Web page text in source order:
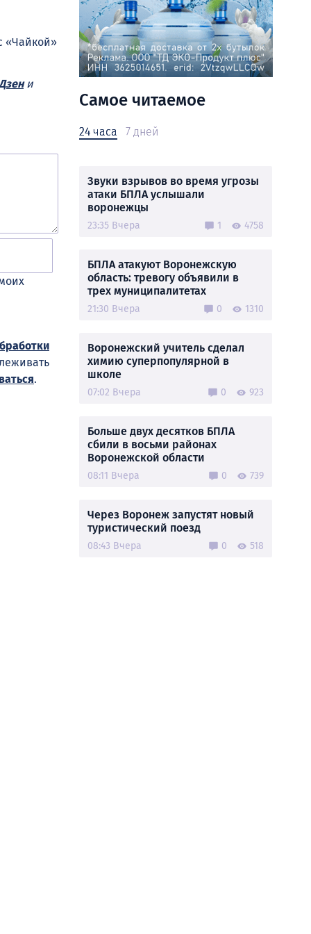
«Чайкой»
и
.
Самое читаемое
24 часа 7 дней
Звуки взрывов во время угрозы
атаки БПЛА услышали
воронежцы
23:35 Вчера 1 4758
БПЛА атакуют Воронежскую
область: тревогу объявили в
трех муниципалитетах
21:30 Вчера 0 1310
Воронежский учитель сделал
химию суперпопулярной в
школе
07:02 Вчера 0 923
Больше двух десятков БПЛА
сбили в восьми районах
Воронежской области
08:11 Вчера 0 739
Через Воронеж запустят новый
туристический поезд
08:43 Вчера 0 518